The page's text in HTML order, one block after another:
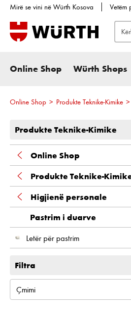
kërkimi Kalo te navigimi
Mirë se vini në Würth Kosova Vetëm
Online Shop Würth Shops
Online Shop > Produkte Teknike-Kimike >
Produkte Teknike-Kimike
Online Shop
Produkte Teknike-
Higjienë personale
Pastrim i duarve
Letër për pastrim
Filtra
Çmimi